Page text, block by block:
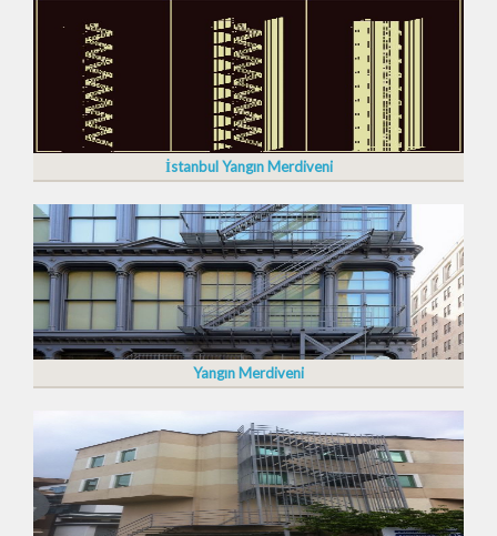
İstanbul Yangın Merdiveni
Yangın Merdiveni